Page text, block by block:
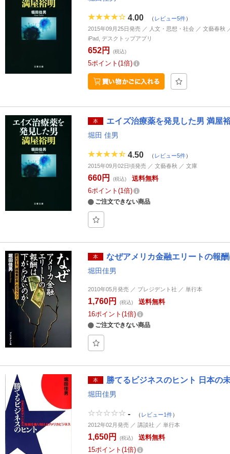
4.00 （ レビュー5件）
2015年09月25日発売 ／ 人文・思想・社会 ／ 文藝春秋
iPad, デスクトップアプリ
652円 (税込)
5ポイント 1倍
本 エイズ治療薬を発見した男 満屋
堀田 佳男
4.50 （ レビュー5件）
2015年09月02日頃発売 ／ 文藝春秋 ／ 文庫
660円 (税込)
送料無料
6ポイント 1倍
ご注文できない商品
本 なぜアメリカ金融エリートの報
堀田佳男
2010年05月発売 ／ プレジデント社 ／ 単行本
1,760円 (税込)
送料無料
16ポイント 1倍
ご注文できない商品
本 勝てるビジネスのヒント 日本の
堀田佳男
- （ レビュー1件）
2012年02月発売 ／ 講談社 ／ 単行本
1,650円 (税込)
送料無料
15ポイント 1倍